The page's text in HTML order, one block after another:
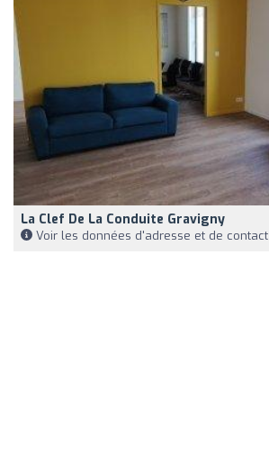
La Clef De La Conduite Gravigny
Voir les données d'adresse et de contact